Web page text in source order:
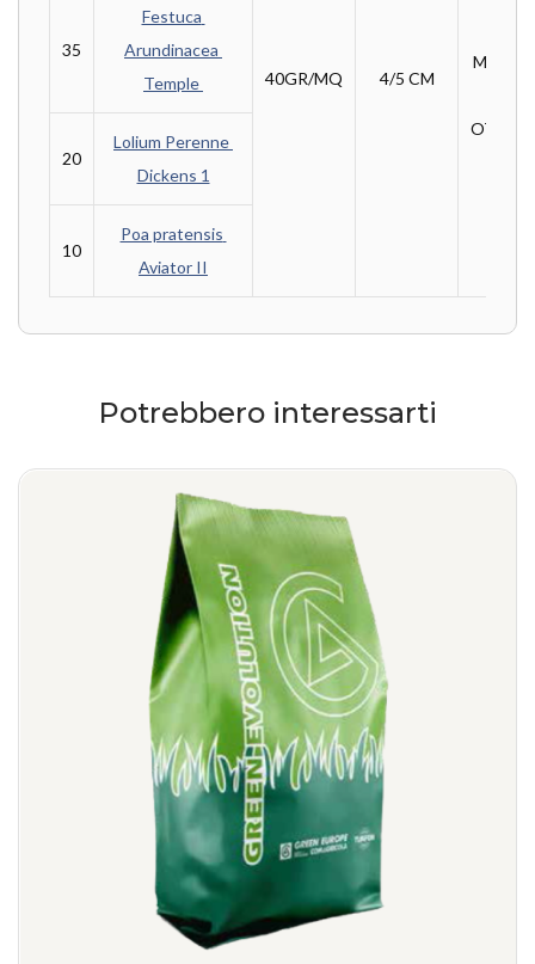
40GR/MQ 4/5 CM
35
Festuca
Arundinacea
Temple
20
Lolium Perenne
Dickens 1
10
Poa pratensis
Aviator II
Potrebbero interessarti